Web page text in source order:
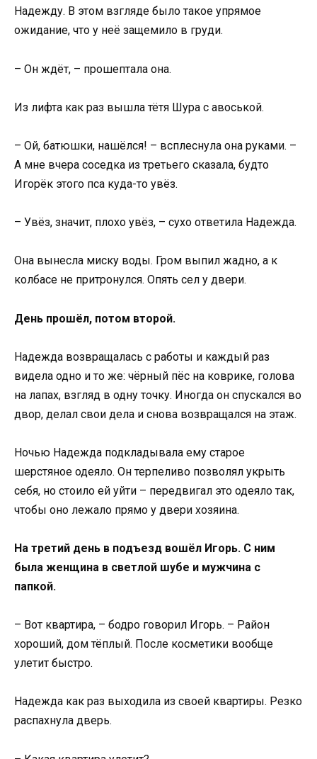
Надежду. В этом взгляде было такое упрямое
ожидание, что у неё защемило в груди.
– Он ждёт, – прошептала она.
Из лифта как раз вышла тётя Шура с авоськой.
– Ой, батюшки, нашёлся! – всплеснула она руками. –
А мне вчера соседка из третьего сказала, будто
Игорёк этого пса куда-то увёз.
– Увёз, значит, плохо увёз, – сухо ответила Надежда.
Она вынесла миску воды. Гром выпил жадно, а к
колбасе не притронулся. Опять сел у двери.
День прошёл, потом второй.
Надежда возвращалась с работы и каждый раз
видела одно и то же: чёрный пёс на коврике, голова
на лапах, взгляд в одну точку. Иногда он спускался во
двор, делал свои дела и снова возвращался на этаж.
Ночью Надежда подкладывала ему старое
шерстяное одеяло. Он терпеливо позволял укрыть
себя, но стоило ей уйти – передвигал это одеяло так,
чтобы оно лежало прямо у двери хозяина.
На третий день в подъезд вошёл Игорь. С ним
была женщина в светлой шубе и мужчина с
папкой.
– Вот квартира, – бодро говорил Игорь. – Район
хороший, дом тёплый. После косметики вообще
улетит быстро.
Надежда как раз выходила из своей квартиры. Резко
распахнула дверь.